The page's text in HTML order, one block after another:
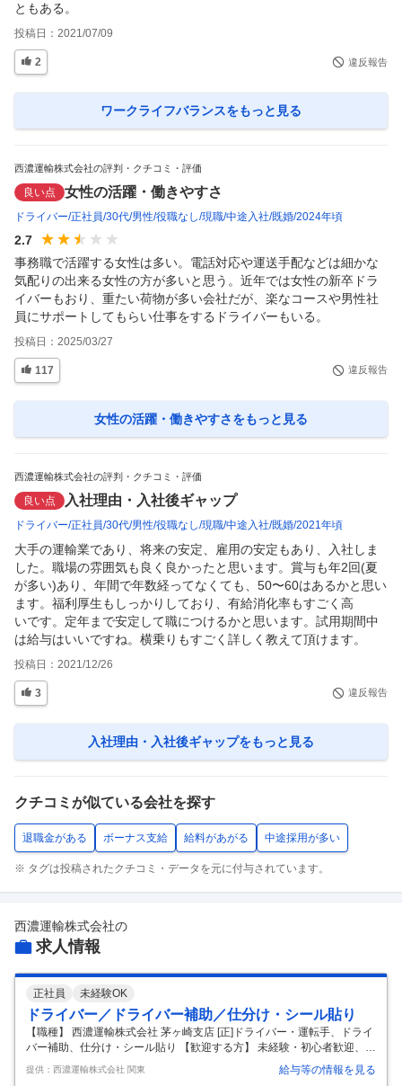
ともある。
投稿日： 2021/07/09
2 違反報告
ワークライフバランスをもっと見る
西濃運輸株式会社の評判・クチコミ・評価
良い点 女性の活躍・働きやすさ
ドライバー 正社員 30代 男性 役職なし 現職 中途入社 既婚 2024年頃
2.7
事務職で活躍する女性は多い。電話対応や運送手配などは細かな
気配りの出来る女性の方が多いと思う。近年では女性の新卒ドラ
イバーもおり、重たい荷物が多い会社だが、楽なコースや男性社
員にサポートしてもらい仕事をするドライバーもいる。
投稿日： 2025/03/27
117 違反報告
女性の活躍・働きやすさをもっと見る
西濃運輸株式会社の評判・クチコミ・評価
良い点 入社理由・入社後ギャップ
ドライバー 正社員 30代 男性 役職なし 現職 中途入社 既婚 2021年頃
大手の運輸業であり、将来の安定、雇用の安定もあり、入社しま
した。職場の雰囲気も良く良かったと思います。賞与も年2回(夏
が多い)あり、年間で年数経ってなくても、50〜60はあるかと思い
ます。福利厚生もしっかりしており、有給消化率もすごく高
いです。定年まで安定して職につけるかと思います。試用期間中
は給与はいいですね。横乗りもすごく詳しく教えて頂けます。
投稿日： 2021/12/26
3 違反報告
入社理由・入社後ギャップをもっと見る
クチコミが似ている会社を探す
退職金がある ボーナス支給 給料があがる 中途採用が多い
※ タグは投稿されたクチコミ・データを元に付与されています。
西濃運輸株式会社の
求人情報
正社員 未経験OK
ドライバー／ドライバー補助／仕分け・シール貼り
【職種】 西濃運輸株式会社 茅ヶ崎支店 [正]ドライバー・運転手、ドライ
バー補助、仕分け・シール貼り 【歓迎する方】 未経験・初心者歓迎、経
験者優遇、フリーター歓迎、正社員経験不問、資格・スキル身につく、
将来は独立、学歴(中卒・高卒)不問、ブランク有OK、ミドル(40代～)活
提供：西濃運輸株式会社 関東 給与等の情報を見る